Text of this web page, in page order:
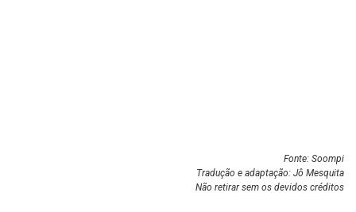
Fonte: Soompi
Tradução e adaptação: Jô Mesquita
Não retirar sem os devidos créditos